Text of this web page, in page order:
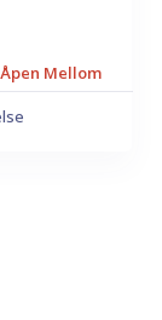
Mellom